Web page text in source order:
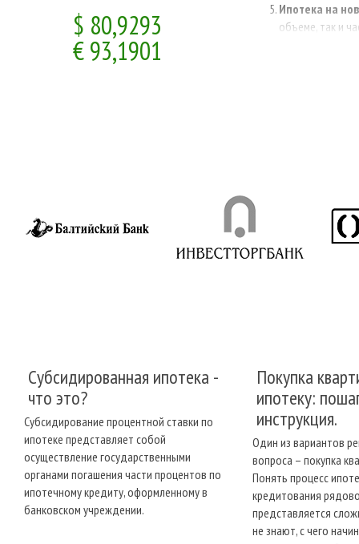
$ 80,9293
€ 93,1901
Ипотека на
объеме, так и
Чтобы упростить
с Ипотечным
проверенный
аккредитован в
Сделать
Заручиться
Совершить и
Заплатить
Собственное жилье
создании семьи.
суммы, а копить сил и
Ипотечный брокер
многие граждане
Субсидированная ипотека -
что это?
Субсидирование процентной ставки по
ипотеке представляет собой
осуществление государственными
органами погашения части процентов по
ипотечному кредиту, оформленному в
банковском учреждении.
Покупка
ипотеку:
инструкция.
Один из вариантов
вопроса – покупка
Понять процесс
кредитования
представляется
не знают, с чего